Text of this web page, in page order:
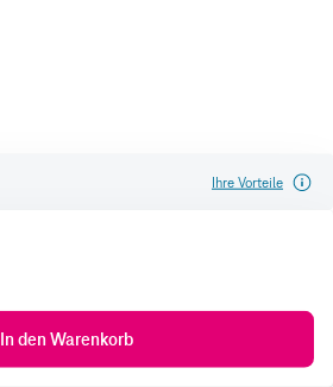
Ihre Vorteile
In den Warenkorb